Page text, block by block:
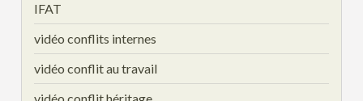
IFAT
vidéo conflits internes
vidéo conflit au travail